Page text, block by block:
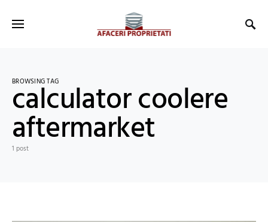
BROWSING TAG
calculator coolere
aftermarket
1 post